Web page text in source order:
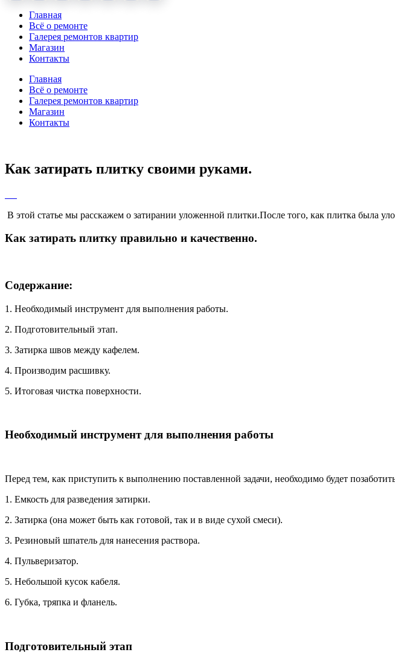
Главная
Всё о ремонте
Галерея ремонтов квартир
Магазин
Контакты
Главная
Всё о ремонте
Галерея ремонтов квартир
Магазин
Контакты
Как затирать плитку своими руками.
В этой статье мы расскажем о затирании уложенной плитки.После того, как плитка была
Как затирать плитку правильно и качественно.
Содержание:
1. Необходимый инструмент для выполнения работы.
2. Подготовительный этап.
3. Затирка швов между кафелем.
4. Производим расшивку.
5. Итоговая чистка поверхности.
Необходимый инструмент для выполнения работы
Перед тем, как приступить к выполнению поставленной задачи, необходимо будет
1. Емкость для разведения затирки.
2. Затирка (она может быть как готовой, так и в виде сухой смеси).
3. Резиновый шпатель для нанесения раствора.
4. Пульверизатор.
5. Небольшой кусок кабеля.
6. Губка, тряпка и фланель.
Подготовительный этап